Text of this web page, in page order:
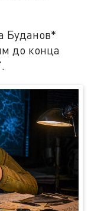
Буданов*
до конца